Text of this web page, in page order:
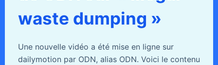
waste dumping »
Une nouvelle vidéo a été mise en ligne sur
dailymotion par ODN, alias ODN. Voici le contenu